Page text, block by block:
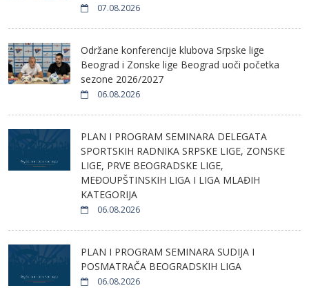
07.08.2026
Održane konferencije klubova Srpske lige
Beograd i Zonske lige Beograd uoči početka
sezone 2026/2027
06.08.2026
PLAN I PROGRAM SEMINARA DELEGATA
SPORTSKIH RADNIKA SRPSKE LIGE, ZONSKE
LIGE, PRVE BEOGRADSKE LIGE,
MEĐOUPŠTINSKIH LIGA I LIGA MLAĐIH
KATEGORIJA
06.08.2026
PLAN I PROGRAM SEMINARA SUDIJA I
POSMATRAČA BEOGRADSKIH LIGA
06.08.2026